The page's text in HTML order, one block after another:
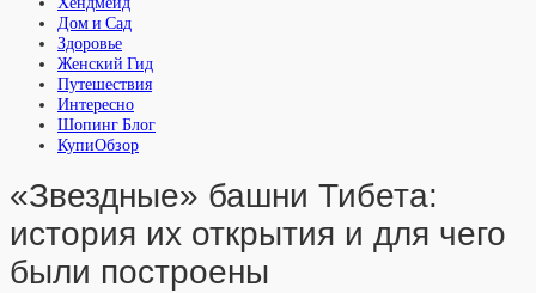
Дом и Сад
Здоровье
Женский Гид
Путешествия
Интересно
Шопинг Блог
КупиОбзор
«Звездные» башни Тибета:
история их открытия и для чего
были построены